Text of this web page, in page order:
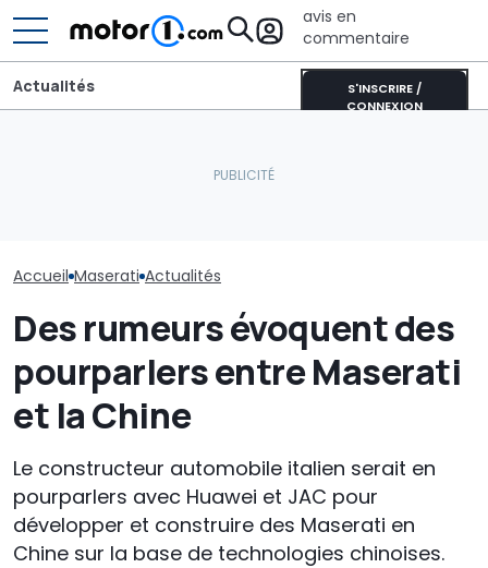
avis en
commentaire
S'INSCRIRE /
CONNEXION
Actualités
Accueil Maserati Actualités
Des rumeurs évoquent des
pourparlers entre Maserati
et la Chine
Le constructeur automobile italien serait en
pourparlers avec Huawei et JAC pour
développer et construire des Maserati en
Chine sur la base de technologies chinoises.